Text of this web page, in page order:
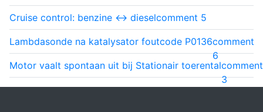
Cruise control: benzine <-> dieselcomment 5
Lambdasonde na katalysator foutcode P0136comment
6
Motor vaalt spontaan uit bij Stationair toerentalcomment
3